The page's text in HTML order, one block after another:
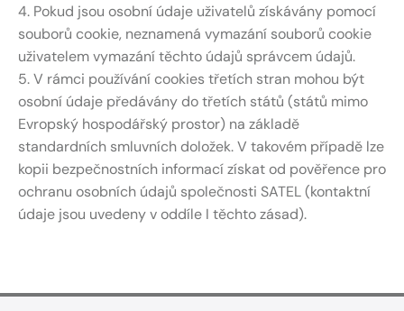
4. Pokud jsou osobní údaje uživatelů získávány pomocí
souborů cookie, neznamená vymazání souborů cookie
uživatelem vymazání těchto údajů správcem údajů.
5. V rámci používání cookies třetích stran mohou být
osobní údaje předávány do třetích států (států mimo
Evropský hospodářský prostor) na základě
standardních smluvních doložek. V takovém případě lze
kopii bezpečnostních informací získat od pověřence pro
ochranu osobních údajů společnosti SATEL (kontaktní
údaje jsou uvedeny v oddíle I těchto zásad).